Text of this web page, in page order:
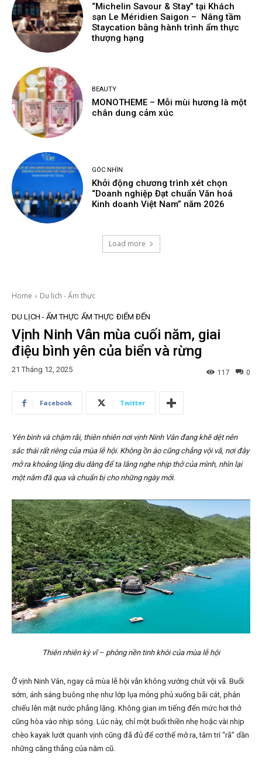
“Michelin Savour & Stay” tại Khách
sạn Le Méridien Saigon – Nâng tầm
Staycation bằng hành trình ẩm thực
thượng hạng
BEAUTY
MONOTHEME – Mỗi mùi hương là một
chân dung cảm xúc
GÓC NHÌN
Khởi động chương trình xét chọn
“Doanh nghiệp Đạt chuẩn Văn hoá
Kinh doanh Việt Nam” năm 2026
Load more